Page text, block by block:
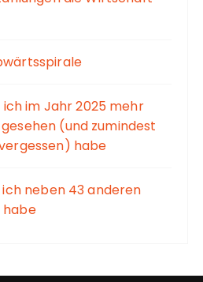
ich im Jahr 2025 mehr
(und zumindest
habe
neben 43 anderen
habe